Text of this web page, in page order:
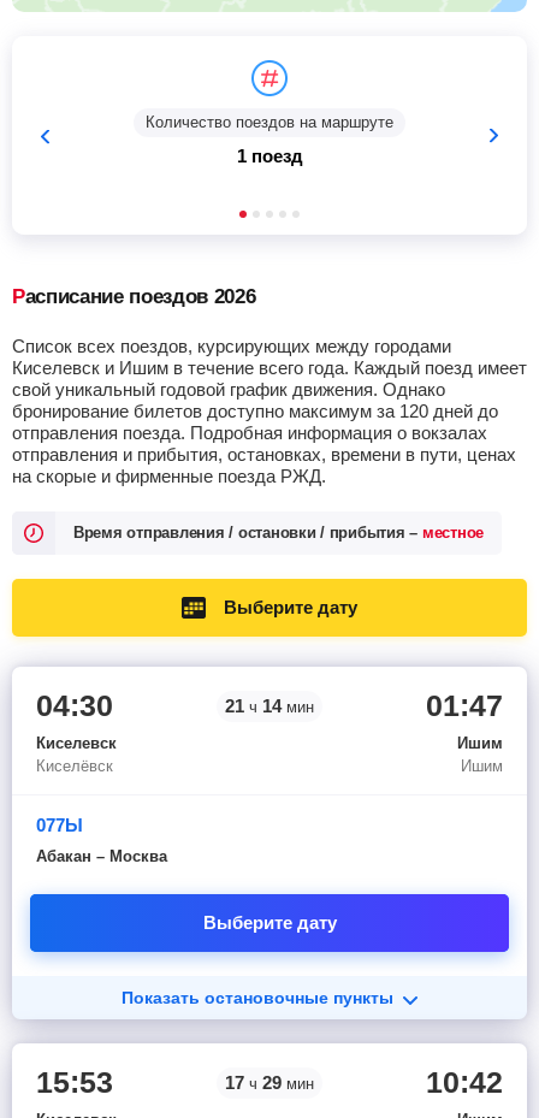
Количество поездов на маршруте
1 поезд
Расписание поездов 2026
Список всех поездов, курсирующих между городами
Киселевск и Ишим в течение всего года. Каждый поезд имеет
свой уникальный годовой график движения. Однако
бронирование билетов доступно максимум за 120 дней до
отправления поезда. Подробная информация о вокзалах
отправления и прибытия, остановках, времени в пути, ценах
на скорые и фирменные поезда РЖД.
Время отправления / остановки / прибытия – местное
Выберите дату
04:30
Киселевск
Киселёвск
21 ч 14 мин 01:47
Ишим
Ишим
077Ы
Абакан – Москва
Выберите дату
Показать остановочные пункты
15:53 17 ч 29 мин 10:42